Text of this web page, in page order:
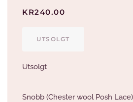
KR240.00
UTSOLGT
Utsolgt
Snobb (Chester wool Posh Lace)